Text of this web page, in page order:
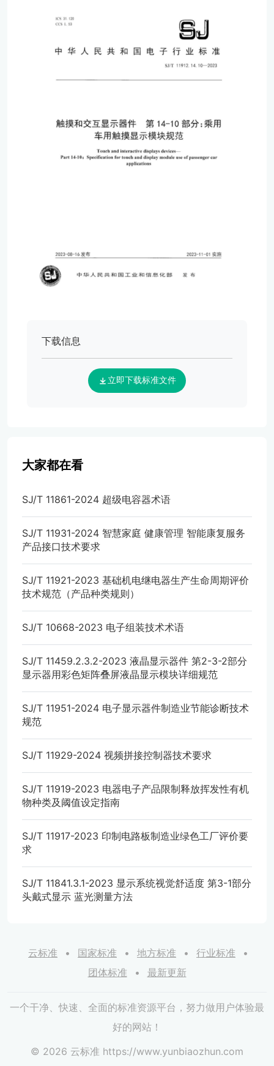
下载信息
立即下载标准文件
大家都在看
SJ/T 11861-2024 超级电容器术语
SJ/T 11931-2024 智慧家庭 健康管理 智能康复服务
产品接口技术要求
SJ/T 11921-2023 基础机电继电器生产生命周期评价
技术规范（产品种类规则）
SJ/T 10668-2023 电子组装技术术语
SJ/T 11459.2.3.2-2023 液晶显示器件 第2-3-2部分
显示器用彩色矩阵叠屏液晶显示模块详细规范
SJ/T 11951-2024 电子显示器件制造业节能诊断技术
规范
SJ/T 11929-2024 视频拼接控制器技术要求
SJ/T 11919-2023 电器电子产品限制释放挥发性有机
物种类及阈值设定指南
SJ/T 11917-2023 印制电路板制造业绿色工厂评价要
求
SJ/T 11841.3.1-2023 显示系统视觉舒适度 第3-1部分
头戴式显示 蓝光测量方法
云标准 国家标准 地方标准
行业标准
团体标准
最新更新
一个干净、快速、全面的标准资源平台，努力做用户体验最
好的网站！
© 2026 云标准 https://www.yunbiaozhun.com